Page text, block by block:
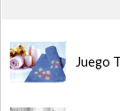
Juego